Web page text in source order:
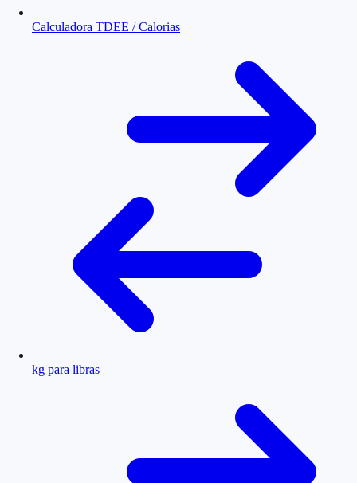
Calculadora TDEE / Calorias
kg para libras